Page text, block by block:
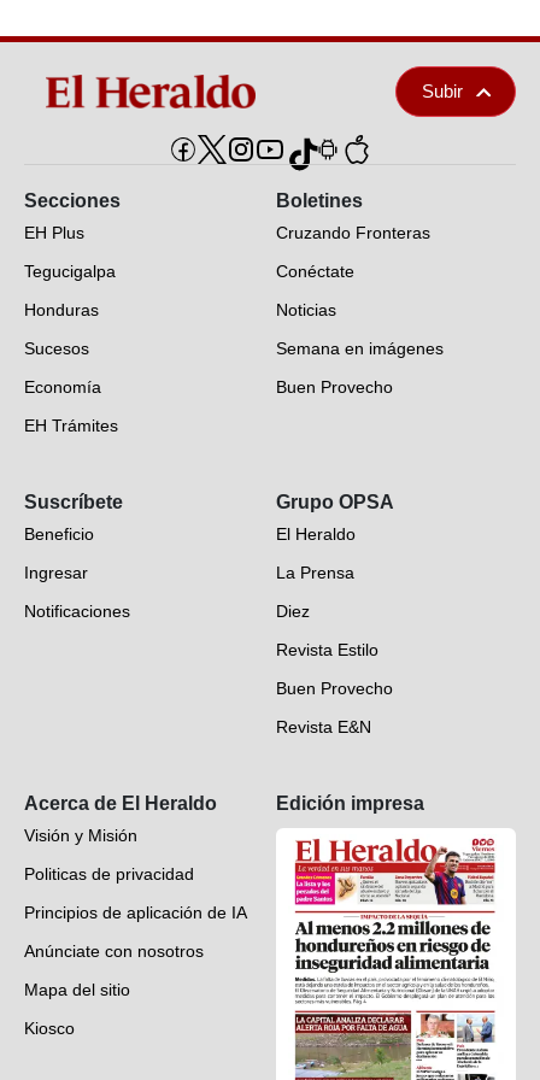
Subir
Secciones
EH Plus
Tegucigalpa
Honduras
Sucesos
Economía
EH Trámites
EH Verifica
Fotogalerías
Deportes
Videos
Boletines
Cruzando Fronteras
Conéctate
Noticias
Semana en imágenes
Buen Provecho
Suscríbete
Beneficio
Ingresar
Notificaciones
Grupo OPSA
El Heraldo
La Prensa
Diez
Revista Estilo
Buen Provecho
Revista E&N
Acerca de El Heraldo
Visión y Misión
Politicas de privacidad
Principios de aplicación de IA
Anúnciate con nosotros
Mapa del sitio
Kiosco
Edición impresa